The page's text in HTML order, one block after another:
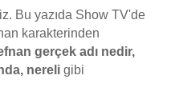
Bu yazıda Show TV'de
karakterinden
gerçek adı nedir,
nereli gibi